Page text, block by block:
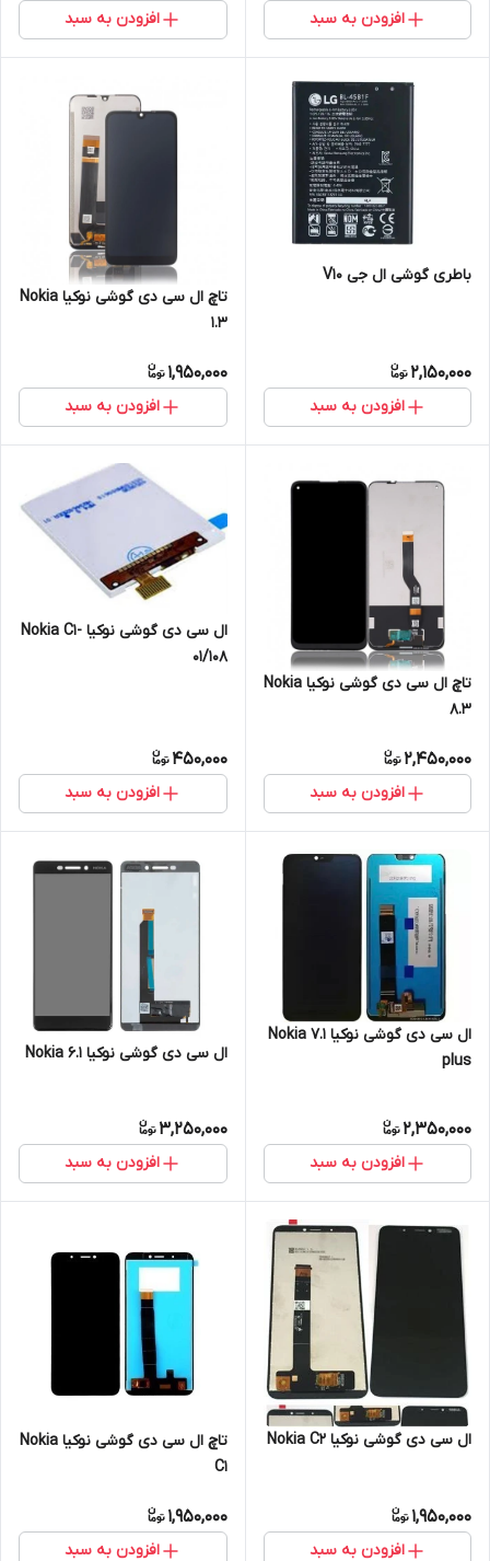
افزودن به سبد افزودن به سبد
باطری گوشی ال جی V10
2,150,000
افزودن به سبد
تاچ ال سی دی گوشی نوکیا Nokia
1.3
1,950,000
افزودن به سبد
تاچ ال سی دی گوشی نوکیا Nokia
8.3
2,450,000
افزودن به سبد
ال سی دی گوشی نوکیا Nokia C1-
01/108
450,000
افزودن به سبد
ال سی دی گوشی نوکیا Nokia 7.1
plus
2,350,000
افزودن به سبد
ال سی دی گوشی نوکیا Nokia 6.1
3,250,000
افزودن به سبد
ال سی دی گوشی نوکیا Nokia C2
1,950,000
افزودن به سبد
تاچ ال سی دی گوشی نوکیا Nokia
C1
1,950,000
افزودن به سبد